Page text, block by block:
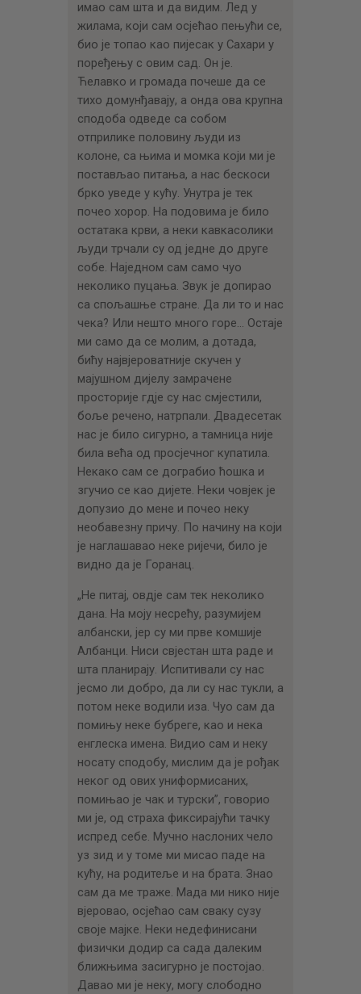
имао сам шта и да видим. Лед у
жилама, који сам осјећао пењући се,
био је топао као пијесак у Сахари у
поређењу с овим сад. Он је.
Ћелавко и громада почеше да се
тихо домунђавају, а онда ова крупна
сподоба одведе са собом
отприлике половину људи из
колоне, са њима и момка који ми је
постављао питања, а нас бескоси
брко уведе у кућу. Унутра је тек
почео хорор. На подовима је било
остатака крви, а неки кавкасолики
људи трчали су од једне до друге
собе. Наједном сам само чуо
неколико пуцања. Звук је допирао
са спољашње стране. Да ли то и нас
чека? Или нешто много горе… Остаје
ми само да се молим, а дотада,
бићу највјероватније скучен у
мајушном дијелу замрачене
просторије гдје су нас смјестили,
боље речено, натрпали. Двадесетак
нас је било сигурно, а тамница није
била већа од просјечног купатила.
Некако сам се дограбио ћошка и
згучио се као дијете. Неки човјек је
допузио до мене и почео неку
необавезну причу. По начину на који
је наглашавао неке ријечи, било је
видно да је Горанац.
„Не питај, овдје сам тек неколико
дана. На моју несрећу, разумијем
албански, јер су ми прве комшије
Албанци. Ниси свјестан шта раде и
шта планирају. Испитивали су нас
јесмо ли добро, да ли су нас тукли, а
потом неке водили иза. Чуо сам да
помињу неке бубреге, као и нека
енглеска имена. Видио сам и неку
носату сподобу, мислим да је рођак
неког од ових униформисаних,
помињао је чак и турски”, говорио
ми је, од страха фиксирајући тачку
испред себе. Мучно наслоних чело
уз зид и у томе ми мисао паде на
кућу, на родитеље и на брата. Знао
сам да ме траже. Мада ми нико није
вјеровао, осјећао сам сваку сузу
своје мајке. Неки недефинисани
физички додир са сада далеким
ближњима засигурно је постојао.
Давао ми је неку, могу слободно